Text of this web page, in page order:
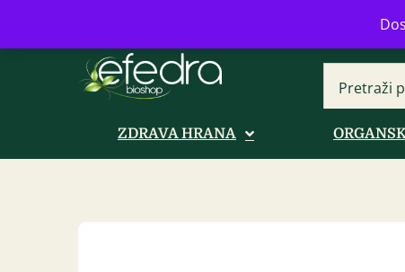
Bulevar Mihajla Pupina 16b, Novi
ZDRAVA HRANA